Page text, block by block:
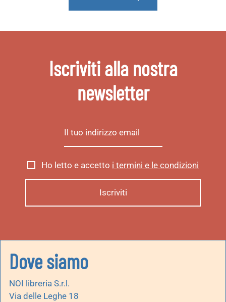
Iscriviti alla nostra
newsletter
Ho letto e accetto i termini e le condizioni
Dove siamo
NOI libreria S.r.l.
Via delle Leghe 18